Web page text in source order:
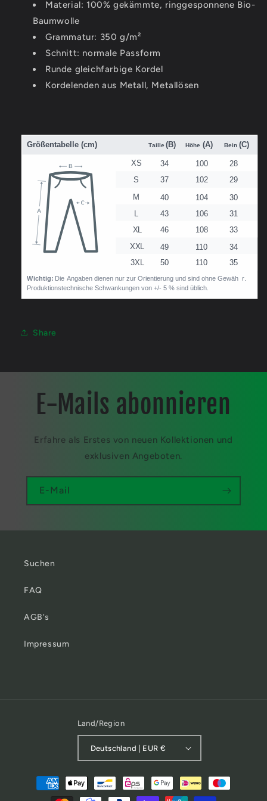
Material: 100% gekämmte, ringgesponnene Bio-
Baumwolle
Grammatur: 350 g/m²
Schnitt: normale Passform
Runde gleichfarbige Kordel
Kordelenden aus Metall, Metallösen
Share
E-Mails abonnieren
Erfahre als Erstes von neuen Kollektionen und
exklusiven Angeboten.
E-Mail
Suchen
FAQ
AGB's
Impressum
Land/Region
Deutschland | EUR €
Zahlungsmethoden